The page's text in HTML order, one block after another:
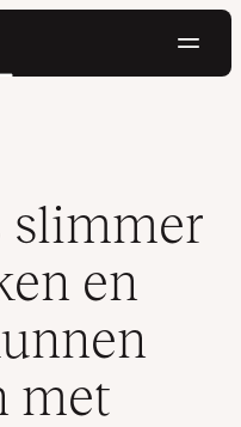
en hun bedrijf kunnen
slimmer
en
met